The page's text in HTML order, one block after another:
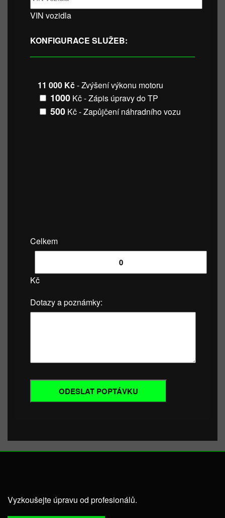
VIN vozidla
KONFIGURACE SLUŽEB:
11 000 Kč- Zvýšení výkonu motoru
1000 Kč - Zápis úpravy do TP
500 Kč - Zapůjčení náhradního vozu
Celkem
Kč
Dotazy a poznámky:
Vyzkoušejte úpravu od profesionálů.